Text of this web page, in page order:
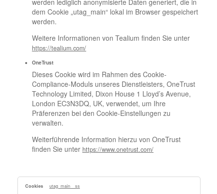
werden lediglich anonymisierte Daten generiert, die in
dem Cookie „utag_main“ lokal im Browser gespeichert
werden.
Weitere Informationen von Tealium finden Sie unter
https://tealium.com/
OneTrust
Dieses Cookie wird im Rahmen des Cookie-
Compliance-Moduls unseres Dienstleisters, OneTrust
Technology Limited, Dixon House 1 Lloyd’s Avenue,
London EC3N3DQ, UK, verwendet, um Ihre
Präferenzen bei den Cookie-Einstellungen zu
verwalten.
Weiterführende Information hierzu von OneTrust
finden Sie unter https://www.onetrust.com/
Unbedingt
erforderliche
utag_main__ss